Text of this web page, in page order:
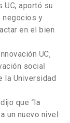
UC, aportó su
negocios y
en el bien
UC,
social
la Universidad
que “la
un nuevo nivel